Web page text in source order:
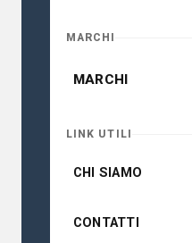
MARCHI
MARCHI
LINK UTILI
CHI SIAMO
CONTATTI